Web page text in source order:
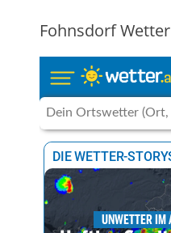
Fohnsdorf Wetter